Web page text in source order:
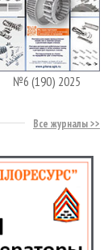
№6 (190) 2025
Все журналы